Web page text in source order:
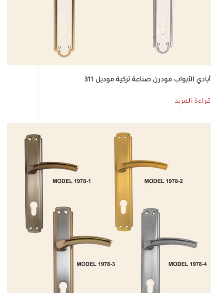
أيادي الأبواب مودرن صناعة تركية موديل 311
قراءة المزيد